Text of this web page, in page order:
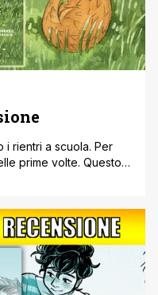
i rientri a scuola. Per
prime volte. Questo
è raccontato